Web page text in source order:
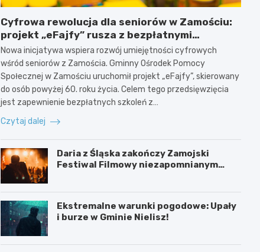
Cyfrowa rewolucja dla seniorów w Zamościu:
projekt „eFajfy” rusza z bezpłatnymi
szkoleniami!
Nowa inicjatywa wspiera rozwój umiejętności cyfrowych
wśród seniorów z Zamościa. Gminny Ośrodek Pomocy
Społecznej w Zamościu uruchomił projekt „eFajfy”, skierowany
do osób powyżej 60. roku życia. Celem tego przedsięwzięcia
jest zapewnienie bezpłatnych szkoleń z…
Czytaj dalej
Daria z Śląska zakończy Zamojski
Festiwal Filmowy niezapomnianym
Ekstremalne warunki pogodowe: Upały
i burze w Gminie Nielisz!